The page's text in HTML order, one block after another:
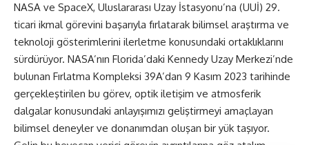
NASA ve SpaceX, Uluslararası Uzay İstasyonu’na (UUİ) 29.
ticari ikmal görevini başarıyla fırlatarak bilimsel araştırma ve
teknoloji gösterimlerini ilerletme konusundaki ortaklıklarını
sürdürüyor. NASA’nın Florida’daki Kennedy Uzay Merkezi’nde
bulunan Fırlatma Kompleksi 39A’dan 9 Kasım 2023 tarihinde
gerçekleştirilen bu görev, optik iletişim ve atmosferik
dalgalar konusundaki anlayışımızı geliştirmeyi amaçlayan
bilimsel deneyler ve donanımdan oluşan bir yük taşıyor.